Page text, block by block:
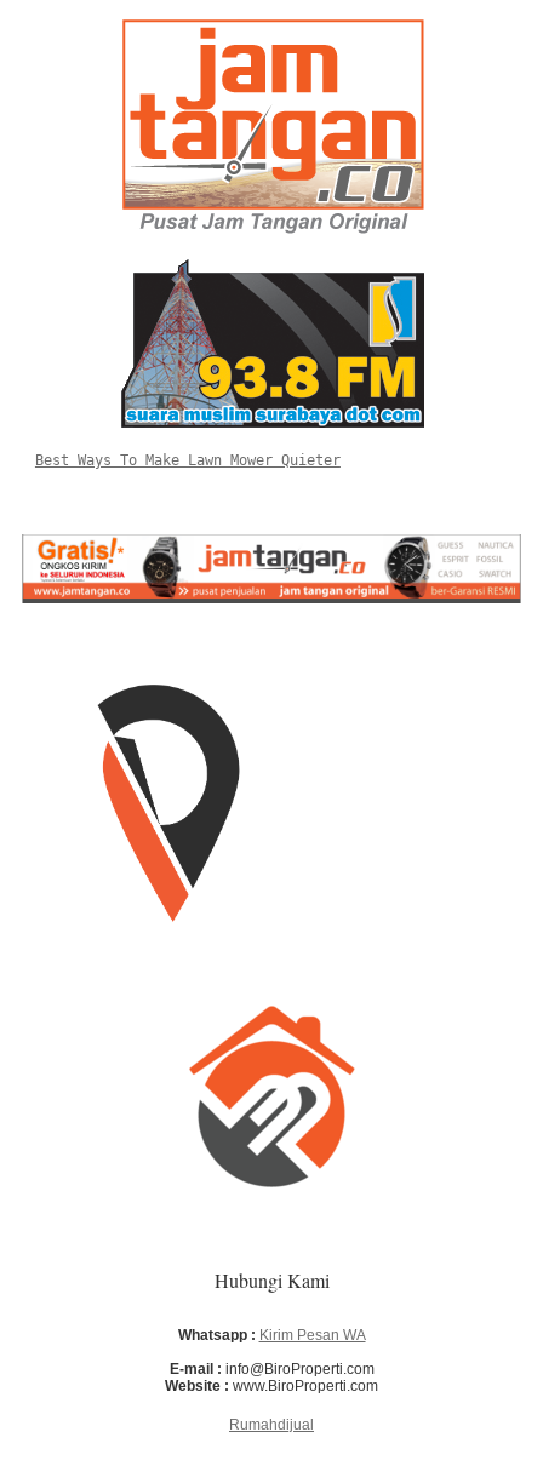
Best Ways To Make Lawn Mower Quieter
Hubungi Kami
Whatsapp : Kirim Pesan WA
E-mail : info@BiroProperti.com
Website : www.BiroProperti.com
Rumahdijual